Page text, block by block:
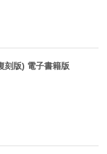
刻版) 電子書籍版